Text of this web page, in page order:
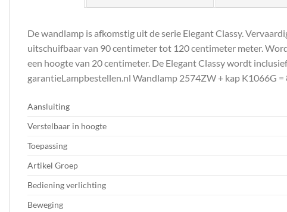
De wandlamp is afkomstig uit de serie Elegant Classy.
uitschuifbaar van 90 centimeter tot 120 centimeter meter.
een hoogte van 20 centimeter. De Elegant Classy wordt
garantieLampbestellen.nl Wandlamp 2574ZW + kap K1066G
Aansluiting
Verstelbaar in hoogte
Toepassing
Artikel Groep
Bediening verlichting
Beweging